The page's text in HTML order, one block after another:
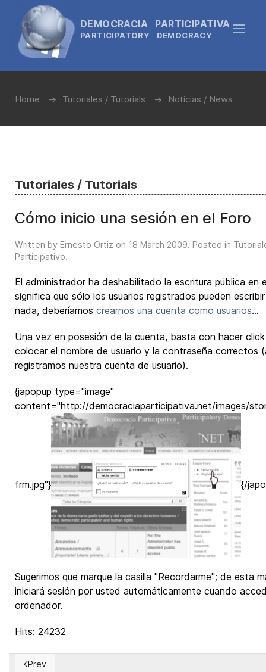
DEMOCRACIA PARTICIPATIVA
PARTICIPATORY DEMOCRACY
Home Tutoriales / Tutorials Noticias / News
Tutoriales / Tutorials
Cómo inicio una sesión en el Foro
Written by Ernesto Ortiz on 18 March 2009. Posted in
Participativo.
El administrador ha deshabilitado la escritura pública en
significa que sólo los usuarios registrados pueden
nada, deberíamos crearnos una cuenta como usuarios...
Una vez en posesión de la cuenta, basta con hacer
colocar el nombre de usuario y la contraseña correctos
registramos nuestra cuenta de usuario).
{japopup type="image"
content="http://democraciaparticipativa.net/images/
frm.jpg"} {/
Sugerimos que marque la casilla "Recordarme"; de esta
iniciará sesión por usted automáticamente cuando
ordenador.
Hits: 24232
Previous article: Cómo accedo a mis artículos en el Foro
Prev